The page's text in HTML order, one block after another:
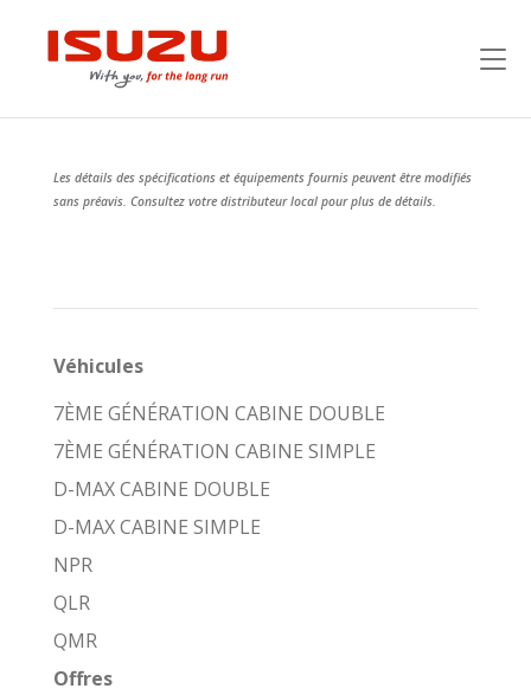
Les détails des spécifications et équipements fournis peuvent être modifiés
sans préavis. Consultez votre distributeur local pour plus de détails.
Véhicules
7ÈME GÉNÉRATION CABINE DOUBLE
7ÈME GÉNÉRATION CABINE SIMPLE
D-MAX CABINE DOUBLE
D-MAX CABINE SIMPLE
NPR
QLR
QMR
Offres